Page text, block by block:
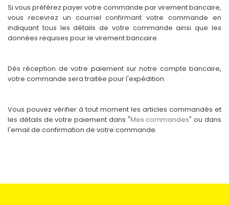
Si vous préférez payer votre commande par virement bancaire,
vous recevrez un courriel confirmant votre commande en
indiquant tous les détails de votre commande ainsi que les
données requises pour le virement bancaire.
Dès réception de votre paiement sur notre compte bancaire,
votre commande sera traitée pour l'expédition.
Vous pouvez vérifier à tout moment les articles commandés et
les détails de votre paiement dans "Mes commandes" ou dans
l'email de confirmation de votre commande.